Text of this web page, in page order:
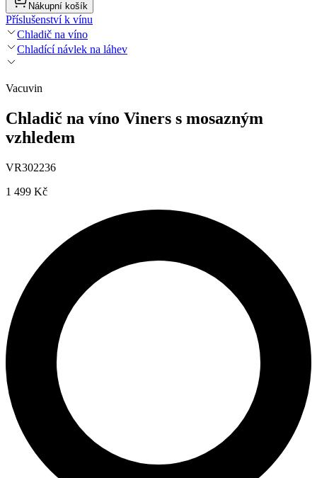
Nákupní košík
Příslušenství k vínu
Chladič na víno
Chladící návlek na láhev
Vacuvin
Chladič na víno Viners s mosazným
vzhledem
VR302236
1 499 Kč